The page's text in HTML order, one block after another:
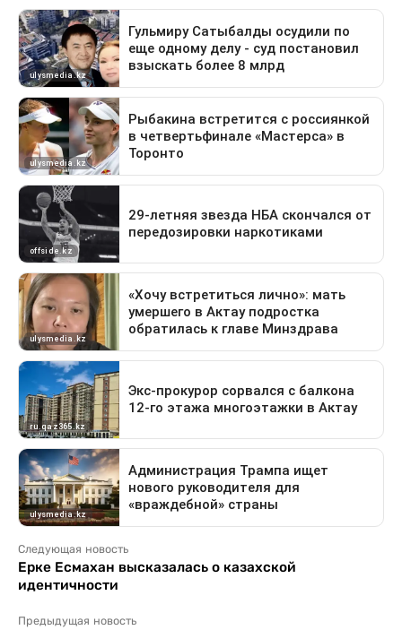
Следующая новость
Ерке Есмахан высказалась о казахской
идентичности
Предыдущая новость